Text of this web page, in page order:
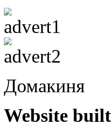
Домакиня
Website